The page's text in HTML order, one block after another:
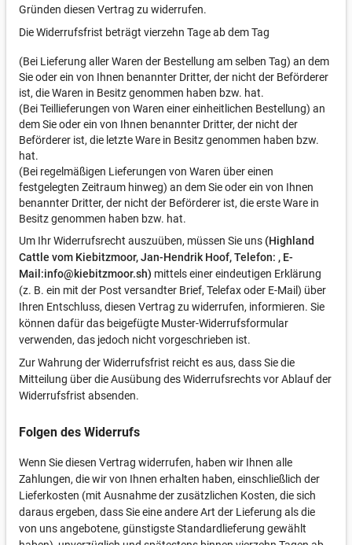
Gründen diesen Vertrag zu widerrufen.
Die Widerrufsfrist beträgt vierzehn Tage ab dem Tag
(Bei Lieferung aller Waren der Bestellung am selben Tag) an dem
Sie oder ein von Ihnen benannter Dritter, der nicht der Beförderer
ist, die Waren in Besitz genommen haben bzw. hat.
(Bei Teillieferungen von Waren einer einheitlichen Bestellung) an
dem Sie oder ein von Ihnen benannter Dritter, der nicht der
Beförderer ist, die letzte Ware in Besitz genommen haben bzw.
hat.
(Bei regelmäßigen Lieferungen von Waren über einen
festgelegten Zeitraum hinweg) an dem Sie oder ein von Ihnen
benannter Dritter, der nicht der Beförderer ist, die erste Ware in
Besitz genommen haben bzw. hat.
Um Ihr Widerrufsrecht auszuüben, müssen Sie uns (Highland
Cattle vom Kiebitzmoor, Jan-Hendrik Hoof, Telefon: , E-
Mail:info@kiebitzmoor.sh) mittels einer eindeutigen Erklärung
(z. B. ein mit der Post versandter Brief, Telefax oder E-Mail) über
Ihren Entschluss, diesen Vertrag zu widerrufen, informieren. Sie
können dafür das beigefügte Muster-Widerrufsformular
verwenden, das jedoch nicht vorgeschrieben ist.
Zur Wahrung der Widerrufsfrist reicht es aus, dass Sie die
Mitteilung über die Ausübung des Widerrufsrechts vor Ablauf der
Widerrufsfrist absenden.
Folgen des Widerrufs
Wenn Sie diesen Vertrag widerrufen, haben wir Ihnen alle
Zahlungen, die wir von Ihnen erhalten haben, einschließlich der
Lieferkosten (mit Ausnahme der zusätzlichen Kosten, die sich
daraus ergeben, dass Sie eine andere Art der Lieferung als die
von uns angebotene, günstigste Standardlieferung gewählt